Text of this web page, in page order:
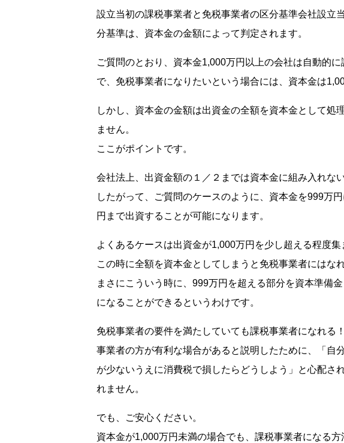
設立当初の課税事業者と免税事業者の区分基準会社設立
分基準は、資本金の金額によって判定されます。
ご質問のとおり、資本金1,000万円以上の会社は自動的
で、免税事業者になりたいという場合には、資本金は
しかし、資本金の金額は出資金の全額を資本金として処
ません。
ここがポイントです。
会社法上、出資金額の１／２までは資本金に組み入れな
したがって、ご質問のケースのように、資本金を999万
円まで出資することが可能になります。
よくあるケースは出資金が1,000万円を少し超える程度集
この時に全額を資本金としてしまうと免税事業者にはなれ
まさにこういう時に、999万円を超える部分を資本準備
になることができるというわけです。
免税事業者の要件を満たしていても課税事業者になれる
事業者の方が有利な場合があると説明したために、「自
が少ないうえに消費税で損したらどうしよう」と心配さ
れません。
でも、ご安心ください。
資本金が1,000万円未満の場合でも、課税事業者になる方